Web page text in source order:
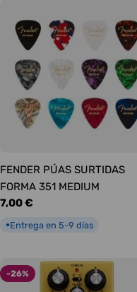
FENDER PÚAS SURTIDAS
FORMA 351 MEDIUM
Precio
7,00 €
●Entrega en 5-9 días
-26%